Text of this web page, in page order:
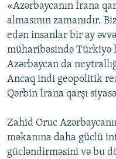
«Azərbaycanın İrana
almasının zamanıdır.
edən insanlar bir ay
müharibəsində Türkiyə
Azərbaycan da
Ancaq indi geopolitik
Qərbin İrana qarşı
Zahid Oruc
məkanına daha güclü
gücləndirməsini və bu